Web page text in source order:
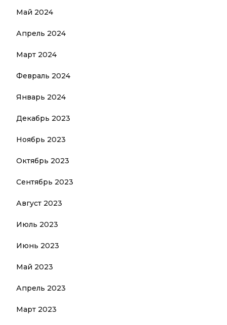
Май 2024
Апрель 2024
Март 2024
Февраль 2024
Январь 2024
Декабрь 2023
Ноябрь 2023
Октябрь 2023
Сентябрь 2023
Август 2023
Июль 2023
Июнь 2023
Май 2023
Апрель 2023
Март 2023